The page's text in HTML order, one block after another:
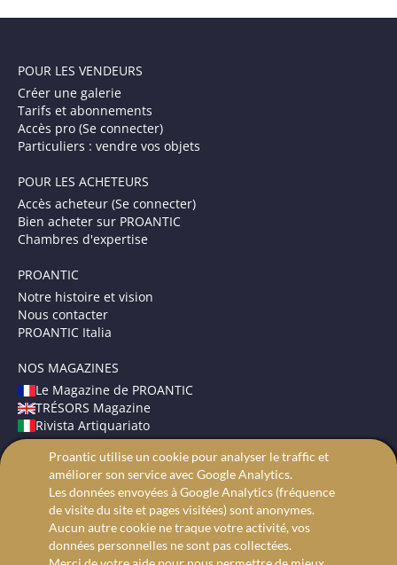
POUR LES VENDEURS
Créer une galerie
Tarifs et abonnements
Accès pro (Se connecter)
Particuliers : vendre vos objets
POUR LES ACHETEURS
Accès acheteur (Se connecter)
Bien acheter sur PROANTIC
Chambres d'expertise
PROANTIC
Notre histoire et vision
Nous contacter
PROANTIC Italia
NOS MAGAZINES
Le Magazine de PROANTIC
TRÉSORS Magazine
Rivista Artiquariato
CONDITIONS GÉNÉRALES
Mentions légales
Protection des données
Recherche avancée
Proantic utilise un cookie pour analyser le traffic et
améliorer son service avec Google Analytics.
Les données envoyées à Google Analytics (fréquence
de visite du site et pages visitées) sont anonymes.
Aucun autre cookie ne traque votre activité, vos
données personnelles ne sont pas collectées.